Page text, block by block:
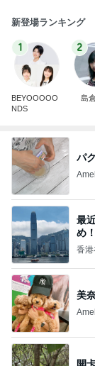
新登場ランキング
1
BEYOOOOO
NDS
2
島
パ
最
め！
香
美